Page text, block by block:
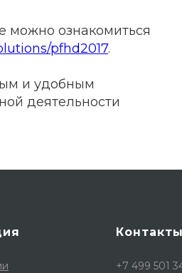
можно ознакомиться
pfhd2017.
и удобным
деятельности
+7 499 501
Контакты